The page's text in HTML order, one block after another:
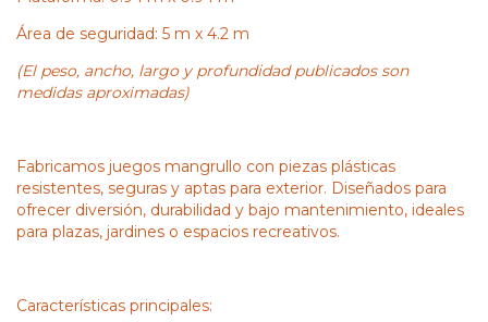
Área de seguridad: 5 m x 4.2 m
(El peso, ancho, largo y profundidad publicados son
medidas aproximadas)
Fabricamos juegos mangrullo con piezas plásticas
resistentes, seguras y aptas para exterior. Diseñados para
ofrecer diversión, durabilidad y bajo mantenimiento, ideales
para plazas, jardines o espacios recreativos.
Características principales: